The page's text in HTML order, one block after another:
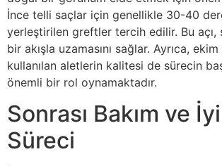
İnce telli saçlar için genellikle 30-40
yerleştirilen greftler tercih edilir. Bu açı,
bir akışla uzamasını sağlar. Ayrıca, ekim
kullanılan aletlerin kalitesi de sürecin
önemli bir rol oynamaktadır.
Sonrası Bakım ve
Süreci